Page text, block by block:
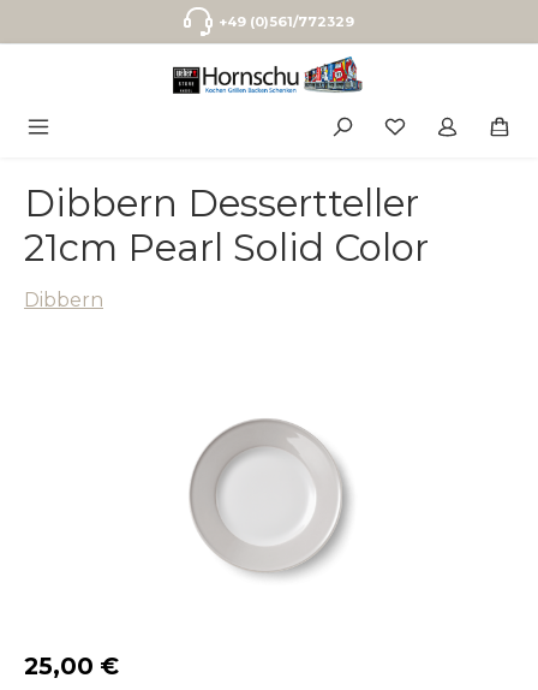
Zum Hauptinhalt springen+49 (0)561/772329
Dibbern Dessertteller
21cm Pearl Solid Color
Dibbern
Regulärer Preis:
25,00 €